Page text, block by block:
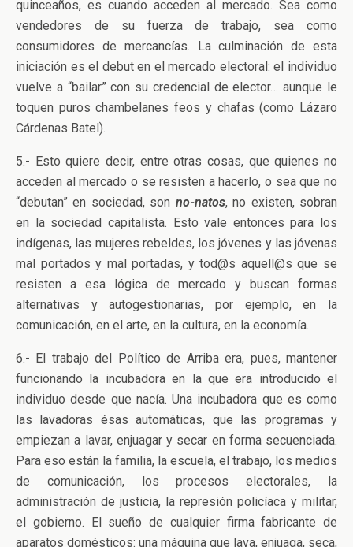
quinceaños, es cuando acceden al mercado. Sea como
vendedores de su fuerza de trabajo, sea como
consumidores de mercancías. La culminación de esta
iniciación es el debut en el mercado electoral: el individuo
vuelve a “bailar” con su credencial de elector… aunque le
toquen puros chambelanes feos y chafas (como Lázaro
Cárdenas Batel).
5.- Esto quiere decir, entre otras cosas, que quienes no
acceden al mercado o se resisten a hacerlo, o sea que no
“debutan” en sociedad, son no-natos, no existen, sobran
en la sociedad capitalista. Esto vale entonces para los
indígenas, las mujeres rebeldes, los jóvenes y las jóvenas
mal portados y mal portadas, y tod@s aquell@s que se
resisten a esa lógica de mercado y buscan formas
alternativas y autogestionarias, por ejemplo, en la
comunicación, en el arte, en la cultura, en la economía.
6.- El trabajo del Político de Arriba era, pues, mantener
funcionando la incubadora en la que era introducido el
individuo desde que nacía. Una incubadora que es como
las lavadoras ésas automáticas, que las programas y
empiezan a lavar, enjuagar y secar en forma secuenciada.
Para eso están la familia, la escuela, el trabajo, los medios
de comunicación, los procesos electorales, la
administración de justicia, la represión policíaca y militar,
el gobierno. El sueño de cualquier firma fabricante de
aparatos domésticos: una máquina que lava, enjuaga, seca,